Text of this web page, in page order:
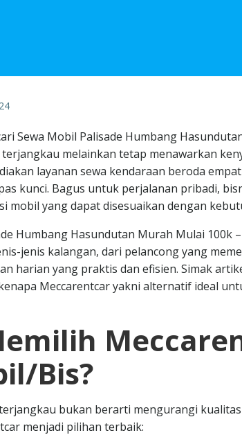
Sewa Mobil Palisade Humbang
melainkan tetap menawarkan
layanan sewa kendaraan beroda
kunci. Bagus untuk perjalanan pribadi,
mobil yang dapat disesuaikan dengan
Humbang Hasundutan Murah Mulai 100k
jenis kalangan, dari pelancong yang
harian yang praktis dan efisien. Simak
Meccarentcar yakni alternatif ideal
Bis?
bukan berarti mengurangi
menjadi pilihan terbaik: